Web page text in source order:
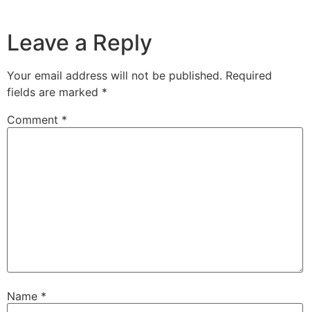
Leave a Reply
Your email address will not be published. Required
fields are marked *
Comment *
Name *